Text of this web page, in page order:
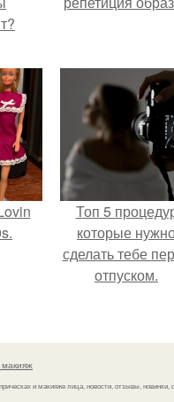
Топ 5
которые
сделать тебе
отпуском.
и макияже лица, новости, отзывы, новинки,